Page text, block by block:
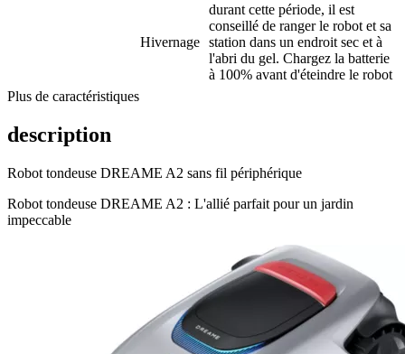
Hivernage
durant cette période, il est
conseillé de ranger le robot et sa
station dans un endroit sec et à
l'abri du gel. Chargez la batterie
à 100% avant d'éteindre le robot
Plus de caractéristiques
description
Robot tondeuse DREAME A2 sans fil périphérique
Robot tondeuse DREAME A2 : L'allié parfait pour un jardin
impeccable